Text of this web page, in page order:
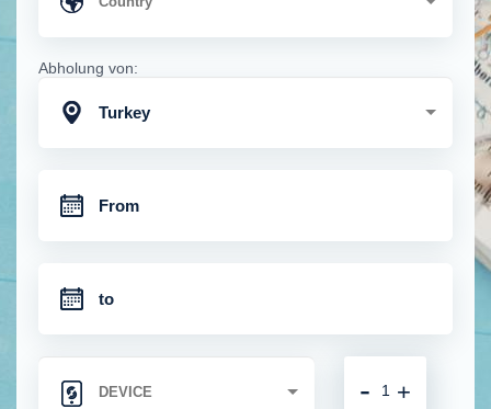
Abholung von:
Turkey
+
-